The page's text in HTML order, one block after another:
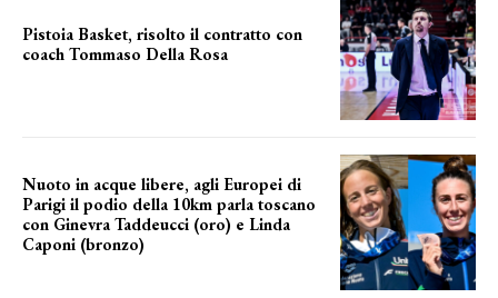
Pistoia Basket, risolto il contratto con
coach Tommaso Della Rosa
Nuoto in acque libere, agli Europei di
Parigi il podio della 10km parla toscano
con Ginevra Taddeucci (oro) e Linda
Caponi (bronzo)